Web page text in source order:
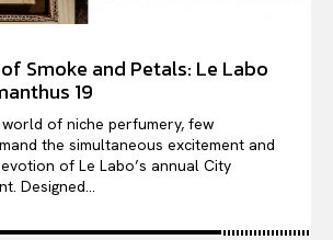
Smoke and Petals: Le Labo
19
of niche perfumery, few
the simultaneous excitement and
of Le Labo’s annual City
Designed...